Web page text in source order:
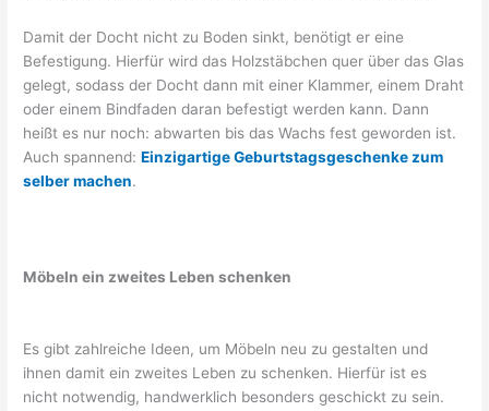
Damit der Docht nicht zu Boden sinkt, benötigt er eine
Befestigung. Hierfür wird das Holzstäbchen quer über das Glas
gelegt, sodass der Docht dann mit einer Klammer, einem Draht
oder einem Bindfaden daran befestigt werden kann. Dann
heißt es nur noch: abwarten bis das Wachs fest geworden ist.
Auch spannend:Einzigartige Geburtstagsgeschenke zum
selber machen.
Möbeln ein zweites Leben schenken
Es gibt zahlreiche Ideen, um Möbeln neu zu gestalten und
ihnen damit ein zweites Leben zu schenken. Hierfür ist es
nicht notwendig, handwerklich besonders geschickt zu sein.